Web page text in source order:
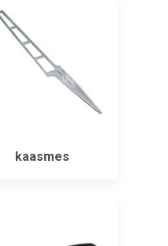
kaasmes